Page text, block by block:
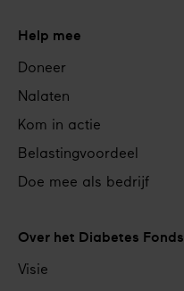
Help mee
Doneer
Nalaten
Kom in actie
Belastingvoordeel
Doe mee als bedrijf
Over het Diabetes Fonds
Visie